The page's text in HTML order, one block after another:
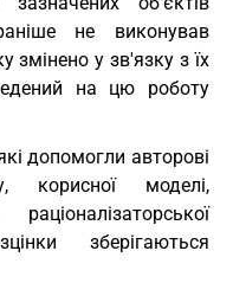
не виконував
змінено у зв'язку з їх
на цю роботу
допомогли авторові
корисної моделі,
зберігаються